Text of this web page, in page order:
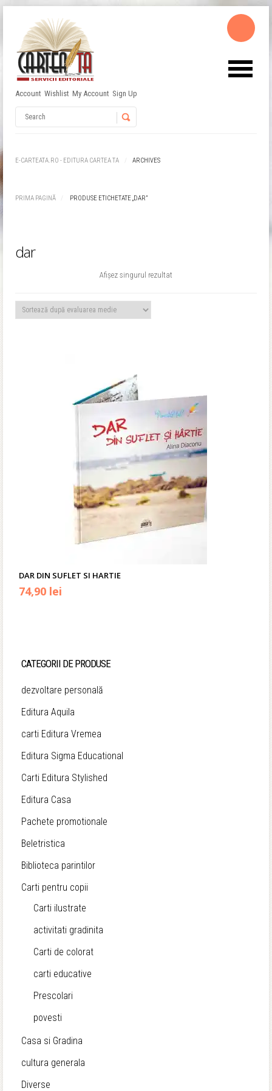
Account Wishlist My Account Sign Up
E-CARTEATA.RO - EDITURA CARTEA TA ARCHIVES
PRIMA PAGINĂ PRODUSE ETICHETATE „DAR”
dar
Afișez singurul rezultat
DAR DIN SUFLET SI HARTIE
74,90 lei
CATEGORII DE PRODUSE
dezvoltare personală
Editura Aquila
carti Editura Vremea
Editura Sigma Educational
Carti Editura Stylished
Editura Casa
Pachete promotionale
Beletristica
Biblioteca parintilor
Carti pentru copii
Carti ilustrate
activitati gradinita
Carti de colorat
carti educative
Prescolari
povesti
Casa si Gradina
cultura generala
Diverse